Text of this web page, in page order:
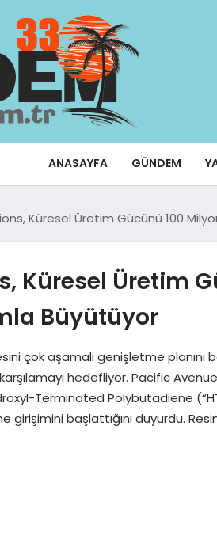
ANASAYFA GÜNDEM
Küresel Üretim Gücünü 100
Küresel Üretim
Büyütüyor
çok aşamalı genişletme planını
hedefliyor. Pacific
Terminated Polybutadiene
başlattığını duyurdu.